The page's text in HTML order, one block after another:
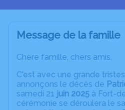
Message de la famille
Chère famille, chers amis,
C'est avec une grande
annonçons le décès de
samedi 21 juin 2025 à Fort-
cérémonie se déroulera le